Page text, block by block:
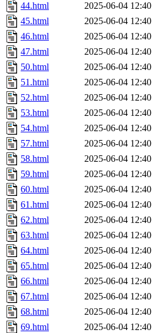
44.html
2025-06-04 12:40
45.html
2025-06-04 12:40
46.html
2025-06-04 12:40
47.html
2025-06-04 12:40
50.html
2025-06-04 12:40
51.html
2025-06-04 12:40
52.html
2025-06-04 12:40
53.html
2025-06-04 12:40
54.html
2025-06-04 12:40
57.html
2025-06-04 12:40
58.html
2025-06-04 12:40
59.html
2025-06-04 12:40
60.html
2025-06-04 12:40
61.html
2025-06-04 12:40
62.html
2025-06-04 12:40
63.html
2025-06-04 12:40
64.html
2025-06-04 12:40
65.html
2025-06-04 12:40
66.html
2025-06-04 12:40
67.html
2025-06-04 12:40
68.html
2025-06-04 12:40
69.html
2025-06-04 12:40